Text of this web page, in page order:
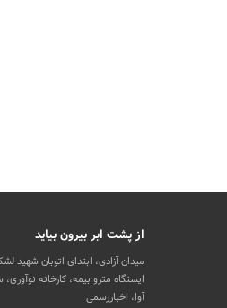
از پشت ابر بیرون بیاید
میدان آزادی، ابتدای اتوبان شهید
ایستگاه مترو بیمه، کارخانه
آوا، اخباررسمی